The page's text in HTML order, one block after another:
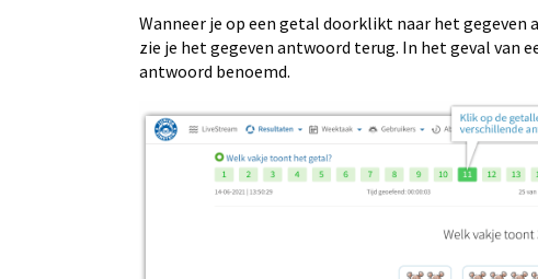
Wanneer je op een getal doorklikt naar het
zie je het gegeven antwoord terug. In het geval van
antwoord benoemd.